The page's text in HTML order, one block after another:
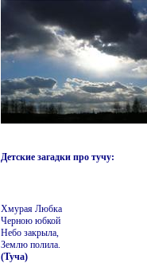
Детские загадки про тучу:
Хмурая Любка
Черною юбкой
Небо закрыла,
Землю полила.
(Туча)